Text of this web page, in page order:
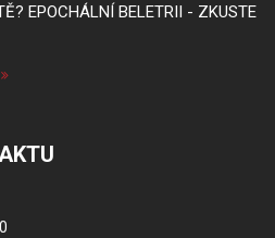
EPOCHÁLNÍ BELETRII - ZKUSTE